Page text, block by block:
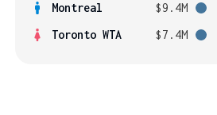
Montreal $9.4M
Toronto WTA
$7.4M